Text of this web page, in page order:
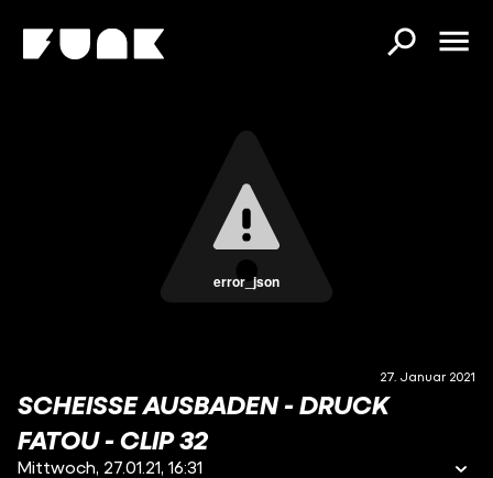
error_json
27. Januar 2021
SCHEISSE AUSBADEN - DRUCK F
ATOU - CLIP 32
Mittwoch, 27.01.21, 16:31